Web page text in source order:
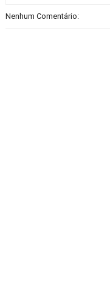
Nenhum Comentário: